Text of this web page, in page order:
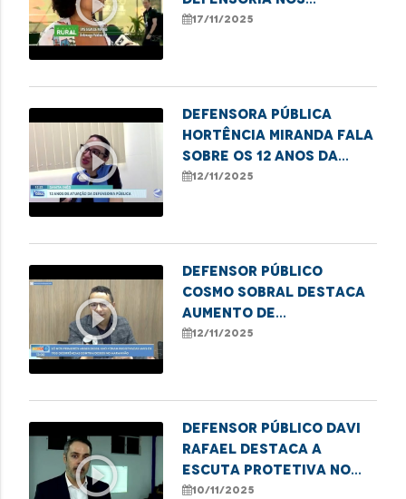
Babaçuais durante a
17/11/2025
play_circle_outline
Defensora Pública
Hortência Miranda fala
sobre os 12 anos da
DPE/MA em Santa Inês
12/11/2025
play_circle_outline
Defensor Público
Cosmo Sobral destaca
aumento de
atendimentos por
12/11/2025
play_circle_outline
Defensor Público Davi
Rafael destaca a
escuta protetiva no
combate à violência
10/11/2025